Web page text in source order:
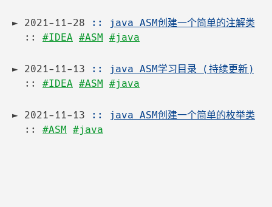
2021-11-28 ::
java ASM创建一个简单的注解类
:: #IDEA #ASM #java
2021-11-13 ::
java ASM学习目录 (持续更新)
:: #IDEA #ASM #java
2021-11-13 ::
java ASM创建一个简单的枚举类
:: #ASM #java